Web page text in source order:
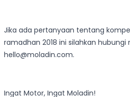
Jika ada pertanyaan tentang
ramadhan 2018 ini silahkan
hello@moladin.com.
Ingat Motor, Ingat Moladin!